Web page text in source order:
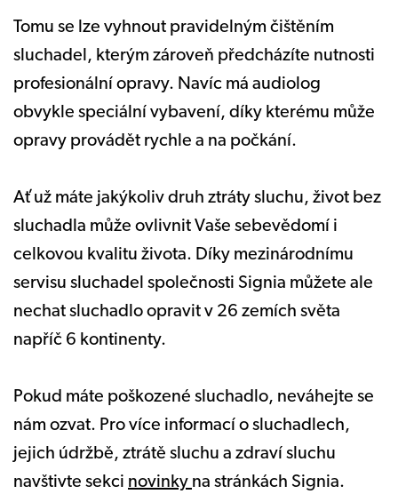
Tomu se lze vyhnout pravidelným čištěním
sluchadel, kterým zároveň předcházíte nutnosti
profesionální opravy. Navíc má audiolog
obvykle speciální vybavení, díky kterému může
opravy provádět rychle a na počkání.
Ať už máte jakýkoliv druh ztráty sluchu, život bez
sluchadla může ovlivnit Vaše sebevědomí i
celkovou kvalitu života. Díky mezinárodnímu
servisu sluchadel společnosti Signia můžete ale
nechat sluchadlo opravit v 26 zemích světa
napříč 6 kontinenty.
Pokud máte poškozené sluchadlo, neváhejte se
nám ozvat. Pro více informací o sluchadlech,
jejich údržbě, ztrátě sluchu a zdraví sluchu
navštivte sekci novinky na stránkách Signia.